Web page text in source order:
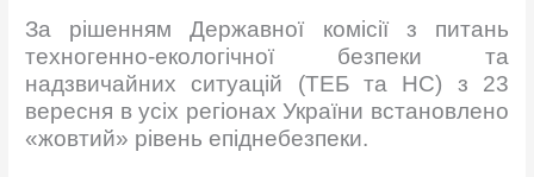
За рішенням Державної комісії з питань
техногенно-екологічної безпеки та
надзвичайних ситуацій (ТЕБ та НС) з 23
вересня в усіх регіонах України встановлено
«жовтий» рівень епіднебезпеки.